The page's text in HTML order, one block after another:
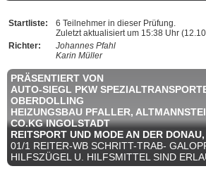
Startliste:
6 Teilnehmer in dieser Prüfung.
Zuletzt aktualisiert um 15:38 Uhr
Richter:
Johannes Pfahl
Karin Müller
PRÄSENTIERT VON
AUTO-SIEGL PKW
OBERDOLLING
HEIZUNGSBAU PFALLER,
CO.KG INGOLSTADT
REITSPORT UND MODE AN DER
01/1 REITER-WB SCHRITT-TRAB-
HILFSZÜGEL U. HILFSMITTEL SIND